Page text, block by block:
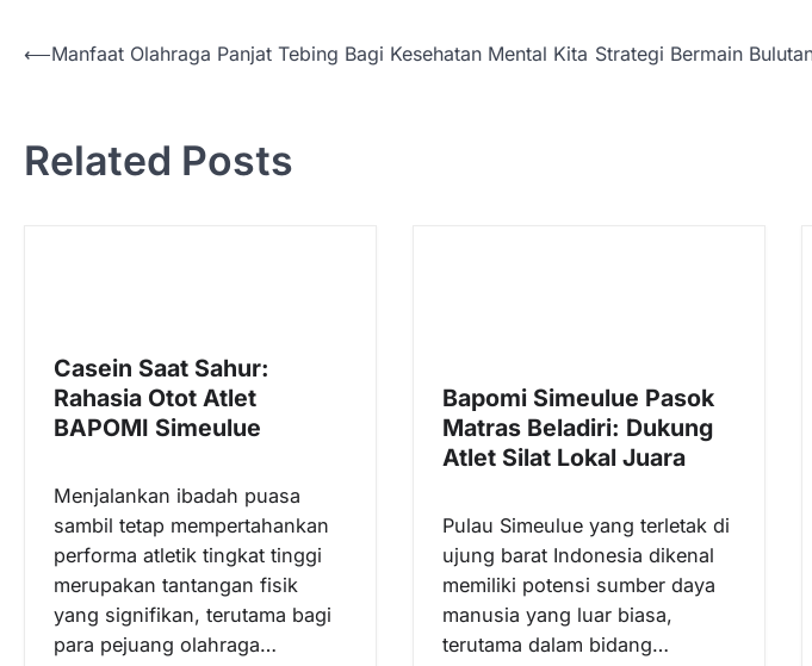
N
i
⟵Manfaat Olahraga Panjat Tebing Bagi Kesehatan Mental Kita Strategi Bermain
Related Posts
Casein Saat Sahur:
Rahasia Otot Atlet
BAPOMI Simeulue
Menjalankan ibadah puasa
sambil tetap mempertahankan
performa atletik tingkat tinggi
merupakan tantangan fisik
yang signifikan, terutama bagi
para pejuang olahraga…
Bapomi Simeulue Pasok
Matras Beladiri: Dukung
Atlet Silat Lokal Juara
Pulau Simeulue yang terletak di
ujung barat Indonesia dikenal
memiliki potensi sumber daya
manusia yang luar biasa,
terutama dalam bidang…